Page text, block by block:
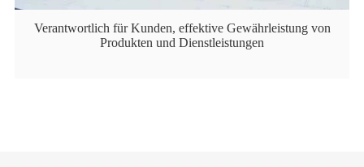
Verantwortlich für Kunden, effektive Gewährleistung von
Produkten und Dienstleistungen